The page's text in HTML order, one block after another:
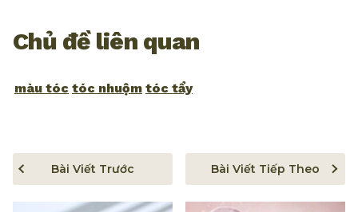
Chủ đề liên quan
màu tóc tóc nhuộm tóc tẩy
Bài Viết Trước Bài Viết Tiếp Theo